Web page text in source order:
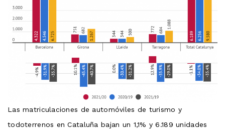
Las matriculaciones de automóviles de turismo y
todoterrenos en Cataluña bajan un 1,1% y 6.189 unidades